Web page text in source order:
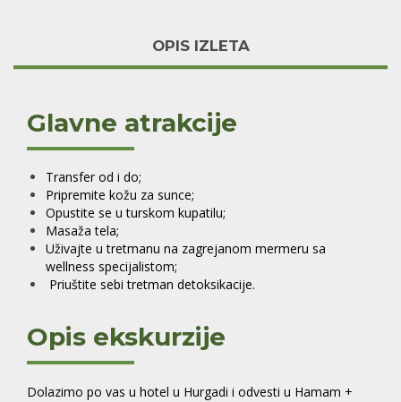
€45.
OPIS IZLETA
Glavne atrakcije
Transfer od i do;
Pripremite kožu za sunce;
Opustite se u turskom kupatilu;
Masaža tela;
Uživajte u tretmanu na zagrejanom mermeru sa
wellness specijalistom;
Priuštite sebi tretman detoksikacije.
Opis ekskurzije
Dolazimo po vas u hotel u Hurgadi i odvesti u Hamam +